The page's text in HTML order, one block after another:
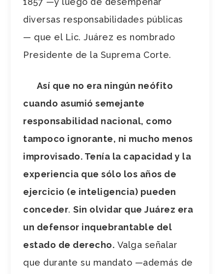
diversas responsabilidades públicas
— que el Lic. Juárez es nombrado
Presidente de la Suprema Corte.
Así que no era ningún neófito
cuando asumió semejante
responsabilidad nacional, como
tampoco ignorante, ni mucho menos
improvisado. Tenía la capacidad y la
experiencia que sólo los años de
ejercicio (e inteligencia) pueden
conceder.Sin olvidar que Juárez era
un defensor inquebrantable del
estado de derecho. Valga señalar
que durante su mandato —además de